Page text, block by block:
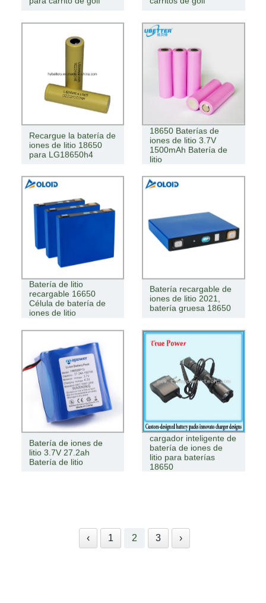
Recargue la batería de
iones de litio 18650
para LG18650h4
18650 Baterías de
iones de litio 3.7V
1500mAh Batería de
litio
Batería de litio
recargable 16650
Célula de batería de
iones de litio
Batería recargable de
iones de litio 2021,
batería gruesa 18650
Batería de iones de
litio 3.7V 27.2ah
Batería de litio
cargador inteligente de
batería de iones de
litio para baterías
18650
‹ 1 2 3 ›